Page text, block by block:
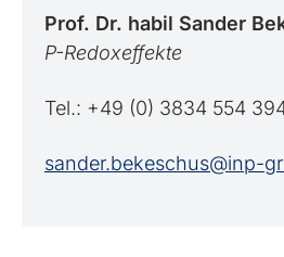
Prof. Dr. habil Sander
P-Redoxeffekte
Tel.: +49 (0) 3834 554
sander.bekeschus@inp-